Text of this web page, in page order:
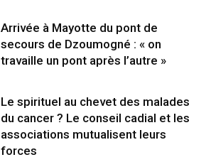
Arrivée à Mayotte du pont de
secours de Dzoumogné : « on
travaille un pont après l’autre »
Le spirituel au chevet des malades
du cancer ? Le conseil cadial et les
associations mutualisent leurs
forces